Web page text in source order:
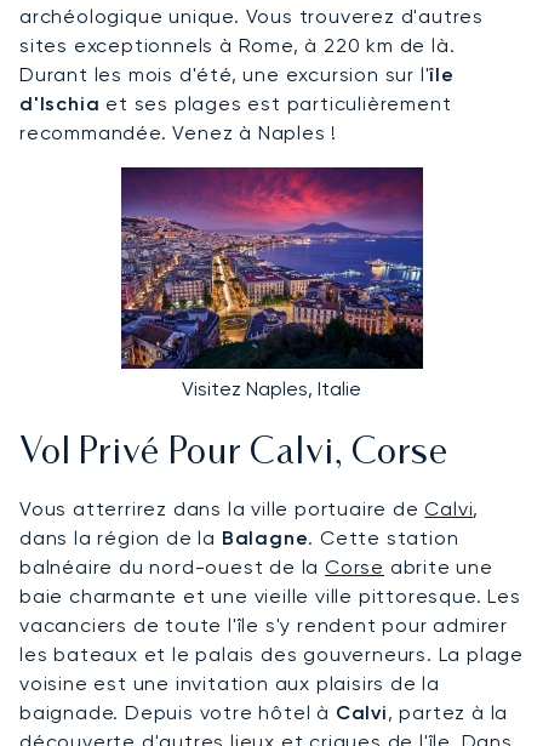
archéologique unique. Vous trouverez d'autres
sites exceptionnels à Rome, à 220 km de là.
Durant les mois d'été, une excursion sur l'île
d'Ischia et ses plages est particulièrement
recommandée. Venez à Naples !
Visitez Naples, Italie
Vol Privé Pour Calvi, Corse
Vous atterrirez dans la ville portuaire deCalvi,
dans la région de la Balagne. Cette station
balnéaire du nord-ouest de laCorse abrite une
baie charmante et une vieille ville pittoresque. Les
vacanciers de toute l'île s'y rendent pour admirer
les bateaux et le palais des gouverneurs. La plage
voisine est une invitation aux plaisirs de la
baignade. Depuis votre hôtel à Calvi, partez à la